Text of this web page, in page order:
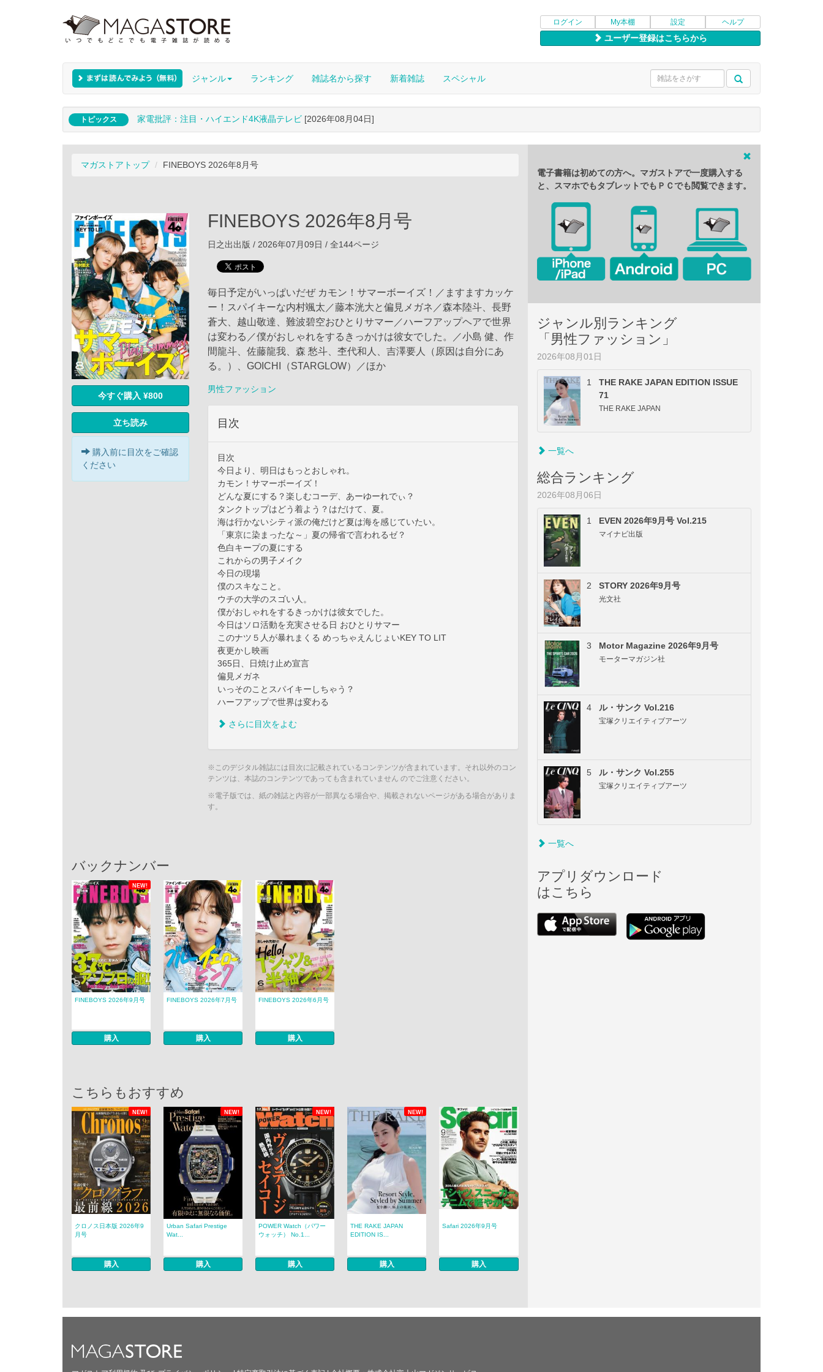
ログイン My本棚 設定 ヘルプ
ユーザー登録はこちらから
ジャンル ランキング 雑誌名から探す 新着雑誌 スペシャル
トピックス 家電批評：注目・ハイエンド4K液晶テレビ [2026年08月04日]
マガストアトップ FINEBOYS 2026年8月号
今すぐ購入 ¥800
立ち読み
購入前に目次をご確認
ください
FINEBOYS 2026年8月号
日之出出版 / 2026年07月09日 / 全144ページ
毎日予定がいっぱいだぜ カモン！サマーボーイズ！／ますますカッケ
ー！スパイキーな内村颯太／藤本洸大と偏見メガネ／森本陸斗、長野
蒼大、越山敬達、難波碧空おひとりサマー／ハーフアップヘアで世界
は変わる／僕がおしゃれをするきっかけは彼女でした。／小島 健、作
間龍斗、佐藤龍我、森 愁斗、杢代和人、吉澤要人（原因は自分にあ
る。）、GOICHI（STARGLOW）／ほか
男性ファッション
目次
目次
今日より、明日はもっとおしゃれ。
カモン！サマーボーイズ！
どんな夏にする？楽しむコーデ、あーゆーれでぃ？
タンクトップはどう着よう？はだけて、夏。
海は行かないシティ派の俺だけど夏は海を感じていたい。
「東京に染まったな～」夏の帰省で言われるゼ？
色白キープの夏にする
これからの男子メイク
今日の現場
僕のスキなこと。
ウチの大学のスゴい人。
僕がおしゃれをするきっかけは彼女でした。
今日はソロ活動を充実させる日 おひとりサマー
このナツ５人が暴れまくる めっちゃえんじょいKEY TO LIT
夜更かし映画
365日、日焼け止め宣言
偏見メガネ
いっそのことスパイキーしちゃう？
ハーフアップで世界は変わる
さらに目次をよむ
※このデジタル雑誌には目次に記載されているコンテンツが含まれています。それ以外のコン
テンツは、本誌のコンテンツであっても含まれていません のでご注意ください。
※電子版では、紙の雑誌と内容が一部異なる場合や、掲載されないページがある場合がありま
す。
バックナンバー
NEW!
FINEBOYS 2026年9月号
購入
FINEBOYS 2026年7月号
購入
FINEBOYS 2026年6月号
購入
こちらもおすすめ
NEW! NEW! NEW! NEW!
クロノス日本版 2026年9
月号
購入
Urban Safari Prestige
Wat...
購入
POWER Watch（パワー
ウォッチ） No.1...
購入
THE RAKE JAPAN
EDITION IS...
購入
Safari 2026年9月号
購入
電子書籍は初めての方へ。マガストアで一度購入する
と、スマホでもタブレットでもＰＣでも閲覧できます。
ジャンル別ランキング
「男性ファッション」
2026年08月01日
1
THE RAKE JAPAN EDITION ISSUE
71
THE RAKE JAPAN
一覧へ
総合ランキング
2026年08月06日
1 EVEN 2026年9月号 Vol.215
マイナビ出版
2 STORY 2026年9月号
光文社
3 Motor Magazine 2026年9月号
モーターマガジン社
4 ル・サンク Vol.216
宝塚クリエイティブアーツ
5 ル・サンク Vol.255
宝塚クリエイティブアーツ
一覧へ
アプリダウンロード
はこちら